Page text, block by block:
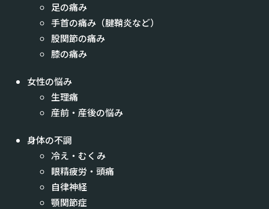
足の痛み
手首の痛み（腱鞘炎など）
股関節の痛み
膝の痛み
女性の悩み
生理痛
産前・産後の悩み
身体の不調
冷え・むくみ
眼精疲労・頭痛
自律神経
顎関節症